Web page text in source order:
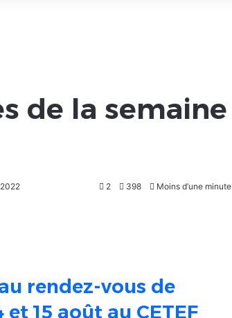
de la semaine
2 398 Moins d’une minute
rendez-vous de
15 août au CETEF